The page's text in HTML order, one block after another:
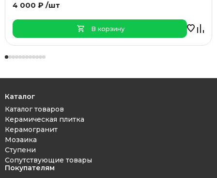
4 000 ₽ /шт
В корзину
Каталог
Каталог товаров
Керамическая плитка
Керамогранит
Мозаика
Ступени
Сопутствующие товары
Покупателям